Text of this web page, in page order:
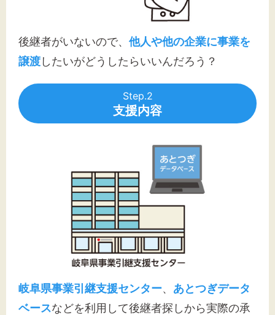
後継者がいないので、 他人や他の企業に事業を
譲渡したいがどうしたらいいんだろう？
Step.2
支援内容
岐阜県事業引継支援センター、 あとつぎデータ
ベースなどを利用して後継者探しから実際の承